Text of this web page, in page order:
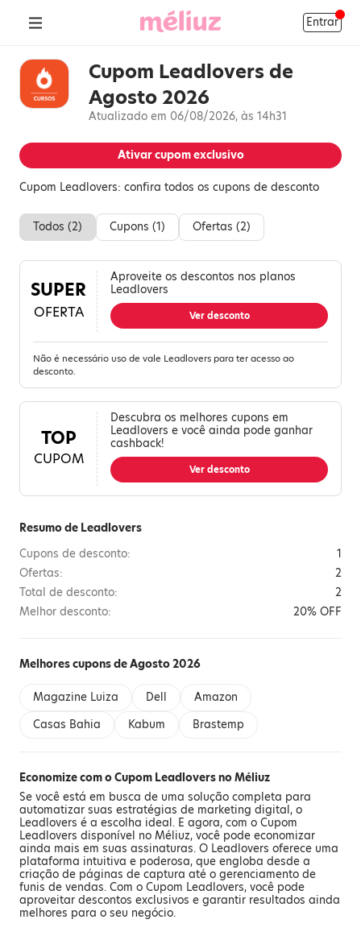
Entrar
Cupom Leadlovers de
Agosto 2026
Atualizado em 06/08/2026, às 14h31
Ativar cupom exclusivo
Cupom Leadlovers: confira todos os cupons de desconto
Todos (2) Cupons (1) Ofertas (2)
SUPER
OFERTA
Aproveite os descontos nos planos
Leadlovers
Ver desconto
Não é necessário uso de vale Leadlovers para ter acesso ao
desconto.
TOP
CUPOM
Descubra os melhores cupons em
Leadlovers e você ainda pode ganhar
cashback!
Ver desconto
Resumo de Leadlovers
Cupons de desconto:
1
Ofertas:
2
Total de desconto:
2
Melhor desconto:
20% OFF
Melhores cupons de Agosto 2026
Magazine Luiza Dell
Amazon
Casas Bahia
Kabum Brastemp
Economize com o Cupom Leadlovers no Méliuz
Se você está em busca de uma solução completa para
automatizar suas estratégias de marketing digital, o
Leadlovers é a escolha ideal. E agora, com o Cupom
Leadlovers disponível no Méliuz, você pode economizar
ainda mais em suas assinaturas. O Leadlovers oferece uma
plataforma intuitiva e poderosa, que engloba desde a
criação de páginas de captura até o gerenciamento de
funis de vendas. Com o Cupom Leadlovers, você pode
aproveitar descontos exclusivos e garantir resultados ainda
melhores para o seu negócio.